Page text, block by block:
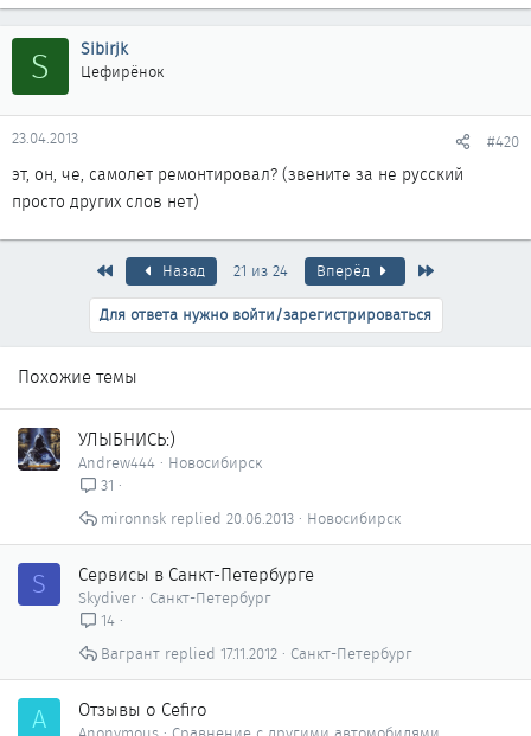
S Sibirjk
Цефирёнок
23.04.2013 #420
эт, он, че, самолет ремонтировал? (звените за не русский
просто других слов нет)
ПервыйНазад 21 из 24 Вперёд
Для ответа нужно войти/зарегистрироваться
Похожие темы
УЛЫБНИСЬ:)
Andrew444
Новосибирск
31
Новосибирск
20.06.2013
mironnsk
S Сервисы в Санкт-Петербурге
Skydiver
Санкт-Петербург
14
Санкт-Петербург
17.11.2012
Вагрант
A Отзывы о Cefiro